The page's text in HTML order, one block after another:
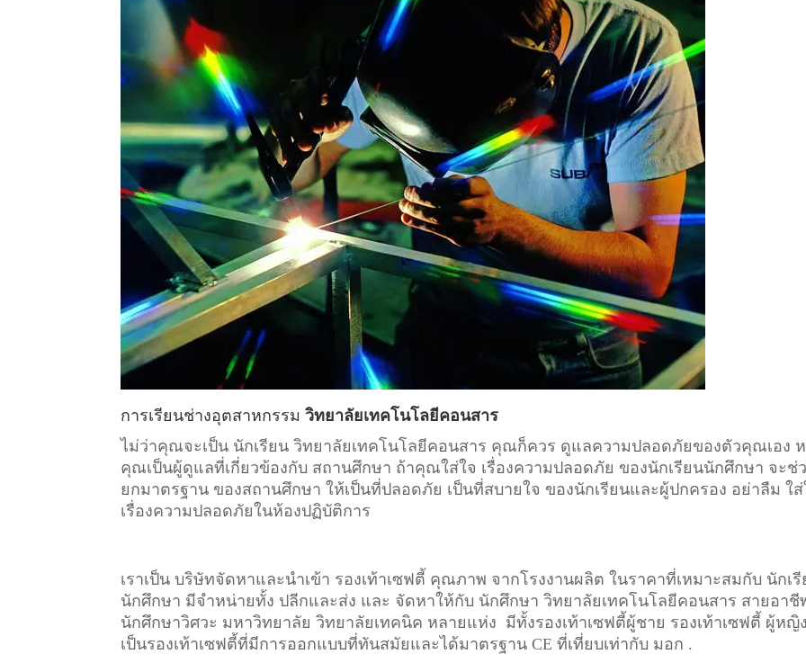
การเรียนช่างอุตสาหกรรม วิทยาลัยเทคโนโลยีคอนสาร
ไม่ว่าคุณจะเป็น นักเรียน วิทยาลัยเทคโนโลยีคอนสาร คุณก็ควร ดูแลความปลอดภัยของตัวคุณเอง
คุณเป็นผู้ดูแลที่เกี่ยวข้องกับ สถานศึกษา ถ้าคุณใส่ใจ เรื่องความปลอดภัย ของนักเรียนนักศึกษา จะช่
ยกมาตรฐาน ของสถานศึกษา ให้เป็นที่ปลอดภัย เป็นที่สบายใจ ของนักเรียนและผู้ปกครอง อย่าลืม ใส่
เรื่องความปลอดภัยในห้องปฏิบัติการ
เราเป็น บริษัทจัดหาและนำเข้า รองเท้าเซฟตี้ คุณภาพ จากโรงงานผลิต ในราคาที่เหมาะสมกับ นักเ
นักศึกษา มีจำหน่ายทั้ง ปลีกและส่ง และ จัดหาให้กับ นักศึกษา วิทยาลัยเทคโนโลยีคอนสาร สายอาชี
นักศึกษาวิศวะ มหาวิทยาลัย วิทยาลัยเทคนิค หลายแห่ง มีทั้งรองเท้าเซฟตี้ผู้ชาย รองเท้าเซฟตี้ ผู้หญิ
เป็นรองเท้าเซฟตี้ที่มีการออกแบบที่ทันสมัยและได้มาตรฐาน CE ที่เที่ยบเท่ากับ มอก .